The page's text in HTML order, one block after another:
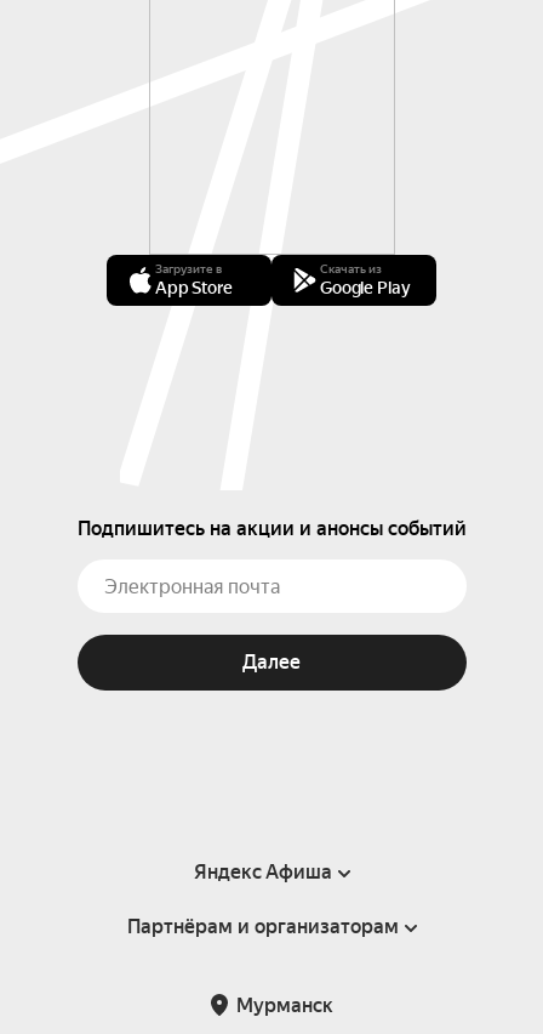
Загрузите в
App Store
Скачать из
Google Play
Подпишитесь на акции и анонсы событий
Далее
Яндекс Афиша
Справка
Подарочные сертификаты
Партнёрам и организаторам
Мурманск